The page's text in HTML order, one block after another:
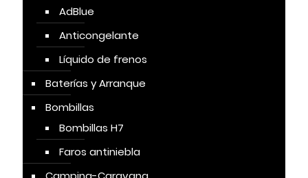
AdBlue
Anticongelante
Líquido de frenos
Baterías y Arranque
Bombillas
Bombillas H7
Faros antiniebla